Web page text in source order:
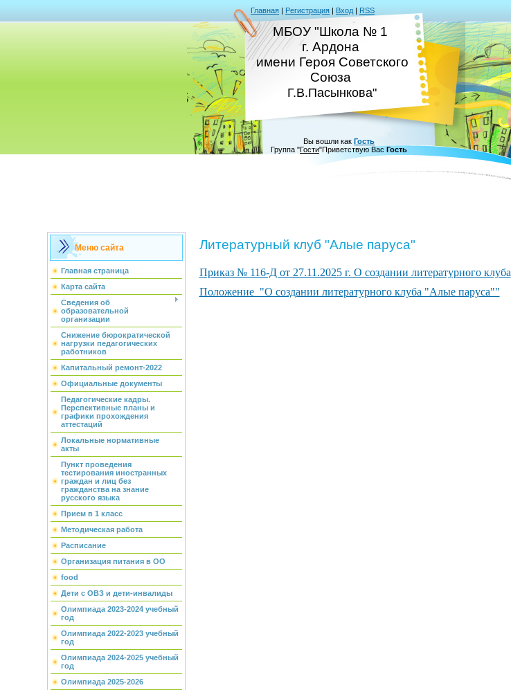
Главная | Регистрация | Вход | RSS
МБОУ "Школа № 1
г. Ардона
имени Героя Советского
Союза
Г.В.Пасынкова"
Вы вошли как Гость
Группа "Гости"Приветствую Вас Гость
Меню сайта
Главная страница
Карта сайта
Сведения об
образовательной
организации
Снижение бюрократической
нагрузки педагогических
работников
Капитальный ремонт-2022
Официальные документы
Педагогические кадры.
Перспективные планы и
графики прохождения
аттестаций
Локальные нормативные
акты
Пункт проведения
тестирования иностранных
граждан и лиц без
гражданства на знание
русского языка
Прием в 1 класс
Методическая работа
Расписание
Организация питания в ОО
food
Дети с ОВЗ и дети-инвалиды
Олимпиада 2023-2024 учебный
год
Олимпиада 2022-2023 учебный
год
Олимпиада 2024-2025 учебный
год
Олимпиада 2025-2026
Литературный клуб "Алые паруса"
Приказ № 116-Д от 27.11.2025 г. О создании литературного клуба
Положение "О создании литературного клуба "Алые паруса""